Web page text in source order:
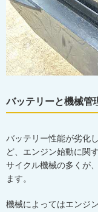
バッテリーと機械管
バッテリー性能が劣化
ど、エンジン始動に関
サイクル機械の多くが
ます。
機械によってはエンジ